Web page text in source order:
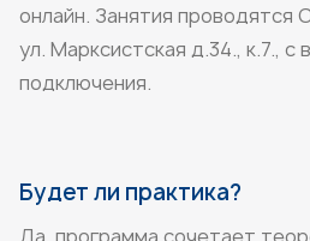
онлайн. Занятия проводятся
ул. Марксистская д.34., к.7.,
подключения.
Будет ли практика?